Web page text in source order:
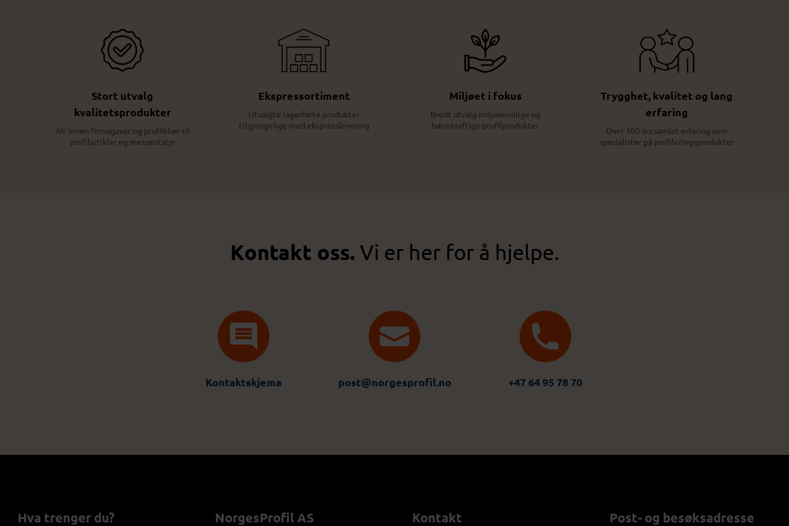
Stort utvalg
kvalitetsprodukter
Alt innen firmagaver og profilklær til
profilartikler og messeutstyr
Ekspressortiment
Utvalgte lagerførte produkter
tilgjengelige med ekspresslevering
Miljøet i fokus
Bredt utvalg miljøvennlige og
bærekraftige profilprodukter
Trygghet, kvalitet og lang
erfaring
Over 100 års samlet erfaring som
spesialister på profileringsprodukter
Kontakt oss. Vi er her for å hjelpe.
Kontaktskjema post@norgesprofil.no +47 64 95 78 70
Hva trenger du? NorgesProfil AS Kontakt Post- og besøksadresse